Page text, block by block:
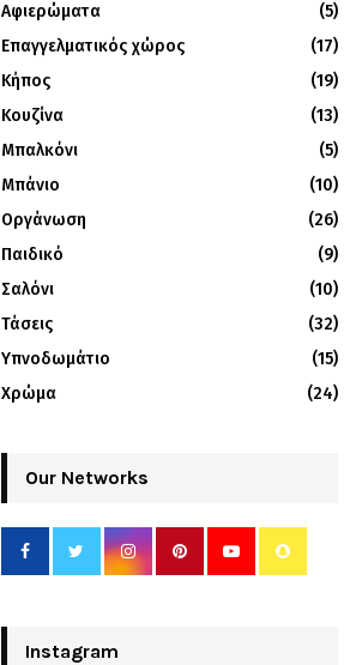
Αφιερώματα
(5)
Επαγγελματικός χώρος
(17)
Κήπος
(19)
Κουζίνα
(13)
Μπαλκόνι
(5)
Μπάνιο
(10)
Οργάνωση
(26)
Παιδικό
(9)
Σαλόνι
(10)
Τάσεις
(32)
Υπνοδωμάτιο
(15)
Χρώμα
(24)
Our Networks
Instagram